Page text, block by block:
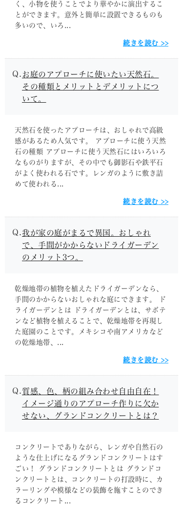
く、小物を使うことでより華やかに演出するこ
とができます。意外と簡単に設置できるものも
多いので、いろ...
続きを読む
お庭のアプローチに使いたい天然石。
その種類とメリットとデメリットにつ
いて。
天然石を使ったアプローチは、おしゃれで高級
感があるため人気です。 アプローチに使う天然
石の種類 アプローチに使う天然石にはいろいろ
なものがりますが、その中でも御影石や鉄平石
がよく使われる石です。レンガのように敷き詰
めて使われる...
続きを読む
我が家の庭がまるで異国。おしゃれ
で、手間がかからないドライガーデン
のメリット3つ。
乾燥地帯の植物を植えたドライガーデンなら、
手間のかからないおしゃれな庭にできます。 ド
ライガーデンとは ドライガーデンとは、サボテ
ンなど植物を植えることで、乾燥地帯を再現し
た庭園のことです。メキシコや南アメリカなど
の乾燥地帯、...
続きを読む
質感、色、柄の組み合わせ自由自在！
イメージ通りのアプローチ作りに欠か
せない、グランドコンクリートとは？
コンクリートでありながら、レンガや自然石の
ような仕上げになるグランドコンクリートはす
ごい！ グランドコンクリートとは グランドコ
ンクリートとは、コンクリートの打設時に、カ
ラーリングや模様などの装飾を施すことのでき
るコンクリート...